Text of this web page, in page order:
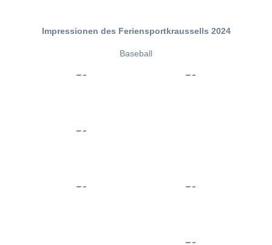
Impressionen des Feriensportkraussells 2024
Baseball